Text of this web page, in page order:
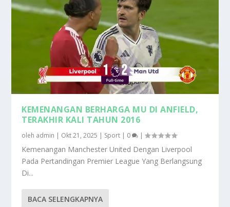
KEMENANGAN BERHARGA MU DI ANFIELD,
TERAKHIR KALI TAHUN 2016
oleh admin | Okt 21, 2025 | Sport | 0 |
Kemenangan Manchester United Dengan Liverpool
Pada Pertandingan Premier League Yang Berlangsung
Di...
BACA SELENGKAPNYA